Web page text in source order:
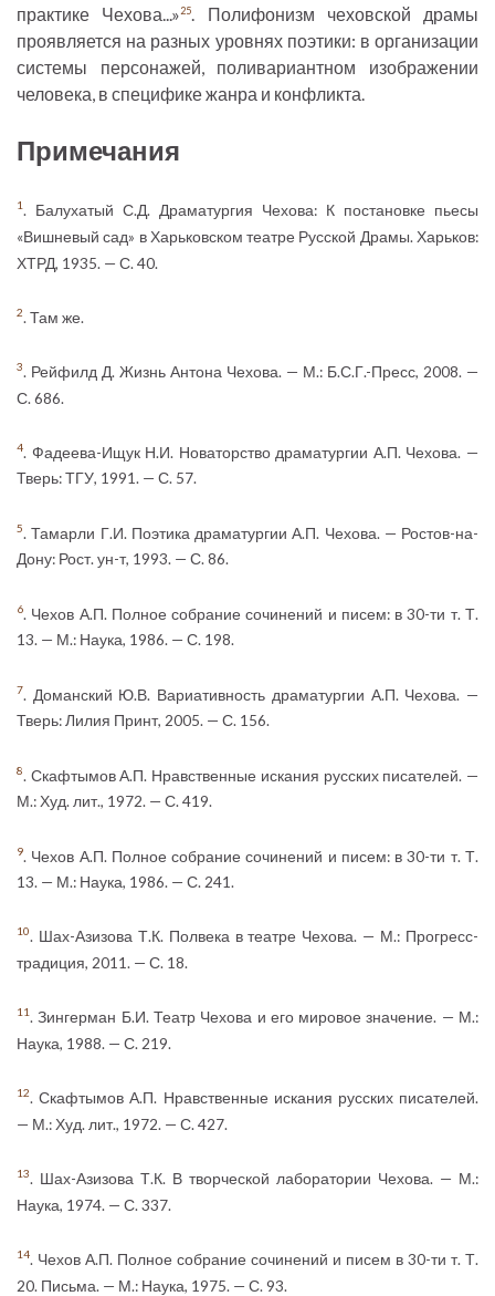
практике Чехова...»25. Полифонизм чеховской драмы
проявляется на разных уровнях поэтики: в организации
системы персонажей, поливариантном изображении
человека, в специфике жанра и конфликта.
Примечания
1. Балухатый С.Д. Драматургия Чехова: К постановке пьесы
«Вишневый сад» в Харьковском театре Русской Драмы. Харьков:
ХТРД, 1935. — С. 40.
2. Там же.
3. Рейфилд Д. Жизнь Антона Чехова. — М.: Б.С.Г.-Пресс, 2008. —
С. 686.
4. Фадеева-Ищук Н.И. Новаторство драматургии А.П. Чехова. —
Тверь: ТГУ, 1991. — С. 57.
5. Тамарли Г.И. Поэтика драматургии А.П. Чехова. — Ростов-на-
Дону: Рост. ун-т, 1993. — С. 86.
6. Чехов А.П. Полное собрание сочинений и писем: в 30-ти т. Т.
13. — М.: Наука, 1986. — С. 198.
7. Доманский Ю.В. Вариативность драматургии А.П. Чехова. —
Тверь: Лилия Принт, 2005. — С. 156.
8
. Скафтымов А.П. Нравственные искания русских писателей. —
М.: Худ. лит., 1972. — С. 419.
9
. Чехов А.П. Полное собрание сочинений и писем: в 30-ти т. Т.
13. — М.: Наука, 1986. — С. 241.
10. Шах-Азизова Т.К. Полвека в театре Чехова. — М.: Прогресс-
традиция, 2011. — С. 18.
11. Зингерман Б.И. Театр Чехова и его мировое значение. — М.:
Наука, 1988. — С. 219.
12. Скафтымов А.П. Нравственные искания русских писателей.
— М.: Худ. лит., 1972. — С. 427.
13. Шах-Азизова Т.К. В творческой лаборатории Чехова. — М.:
Наука, 1974. — С. 337.
14. Чехов А.П. Полное собрание сочинений и писем в 30-ти т. Т.
20. Письма. — М.: Наука, 1975. — С. 93.